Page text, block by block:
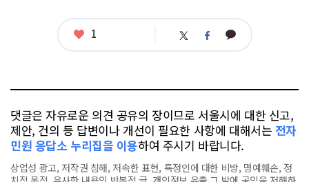
좋1 트 페 카
댓글은 자유로운 의견 공유의 장이므로 서울시에 대한 신고,
제안, 건의 등 답변이나 개선이 필요한 사항에 대해서는 전자
민원 응답소 누리집을 이용하여 주시기 바랍니다.
상업성 광고, 저작권 침해, 저속한 표현, 특정인에 대한 비방, 명예훼손, 정